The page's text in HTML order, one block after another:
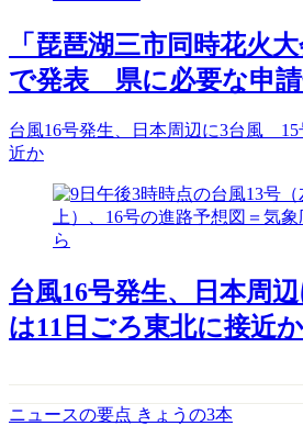
「琵琶湖三市同時花火
で発表 県に必要な申
台風16号発生、日本周辺に3台風 15
近か
台風16号発生、日本周
は11日ごろ東北に接近か
ニュースの要点 きょうの3本